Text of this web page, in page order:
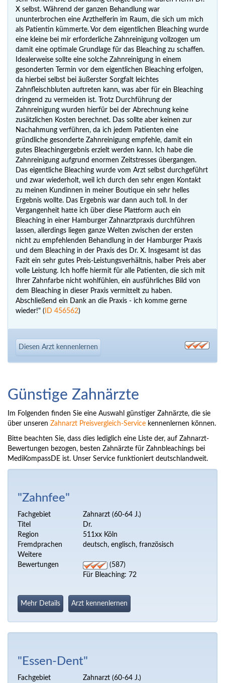
X selbst. Während der ganzen Behandlung war
ununterbrochen eine Arzthelferin im Raum, die sich um mich
als Patientin kümmerte. Vor dem eigentlichen Bleaching wurde
eine kleine bei mir erforderliche Zahnreinigung vollzogen um
damit eine optimale Grundlage für das Bleaching zu schaffen.
Idealerweise sollte eine solche Zahnreinigung in einem
gesonderten Termin vor dem eigentlichen Bleaching erfolgen,
da hierbei selbst bei äußerster Sorgfalt leichtes
Zahnfleischbluten auftreten kann, was aber für ein Bleaching
dringend zu vermeiden ist. Trotz Durchführung der
Zahnreinigung wurden hierfür bei der Abrechnung keine
zusätzlichen Kosten berechnet. Das sollte aber keinen zur
Nachahmung verführen, da ich jedem Patienten eine
gründliche gesonderte Zahnreinigung empfehle, damit ein
gutes Bleachingergebnis erzielt werden kann. Ich habe die
Zahnreinigung aufgrund enormen Zeitstresses übergangen.
Das eigentliche Bleaching wurde vom Arzt selbst durchgeführt
und zwar wiederholt, weil ich durch den sehr engen Kontakt
zu meinen Kundinnen in meiner Boutique ein sehr helles
Ergebnis wollte. Das Ergebnis war dann auch toll. In der
Vergangenheit hatte ich über diese Plattform auch ein
Bleaching in einer Hamburger Zahnarztpraxis durchführen
lassen, allerdings liegen ganze Welten zwischen der ersten
nicht zu empfehlenden Behandlung in der Hamburger Praxis
und dem Bleaching in der Praxis des Dr. X. Insgesamt ist das
Fazit ein sehr gutes Preis-Leistungsverhältnis, halber Preis aber
volle Leistung. Ich hoffe hiermit für alle Patienten, die sich mit
Ihrer Zahnfarbe nicht wohlfühlen, ein ausführliches Bild von
dem Bleaching in dieser Praxis vermittelt zu haben.
Abschließend ein Dank an die Praxis - ich komme gerne
wieder!" ( ID 456562)
Diesen Arzt kennenlernen
Günstige Zahnärzte
Im Folgenden finden Sie eine Auswahl günstiger Zahnärzte, die sie
über unseren Zahnarzt Preisvergleich-Service kennenlernen können.
Bitte beachten Sie, dass dies lediglich eine Liste der, auf Zahnarzt-
Bewertungen bezogen, besten Zahnärzte für Zahnbleachings bei
MediKompassDE ist. Unser Service funktioniert deutschlandweit.
"Zahnfee"
Fachgebiet
Zahnarzt (60-64 J.)
Titel
Dr.
Region
511xx Köln
Fremdprachen
deutsch, englisch, französisch
Weitere
Bewertungen
(587)
Für Bleaching: 72
Mehr Details Arzt kennenlernen
"Essen-Dent"
Fachgebiet Zahnarzt (60-64 J.)